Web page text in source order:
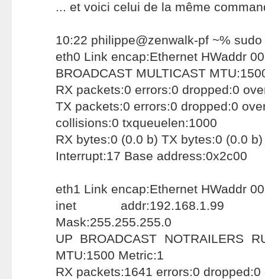
... et voici celui de la même
10:22 philippe@zenwalk-pf ~%
eth0 Link encap:Ethernet HWaddr
BROADCAST MULTICAST
RX packets:0 errors:0 dropped:0
TX packets:0 errors:0 dropped:0
collisions:0 txqueuelen:1000
RX bytes:0 (0.0 b) TX bytes:0 (0.0 b)
Interrupt:17 Base address:0x2c00
eth1 Link encap:Ethernet HWaddr
inet addr:192.168.1.99
Mask:255.255.255.0
UP BROADCAST NOTRAILERS
MTU:1500 Metric:1
RX packets:1641 errors:0